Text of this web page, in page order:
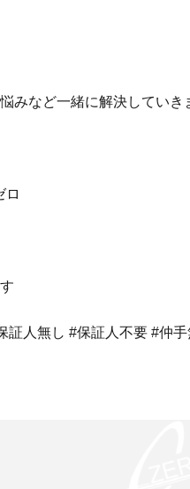
みなど一緒に解決していき
ロ
証人無し #保証人不要 #仲